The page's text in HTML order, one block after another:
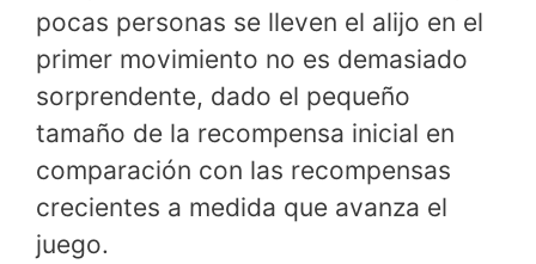
pocas personas se lleven el alijo en el
primer movimiento no es demasiado
sorprendente, dado el pequeño
tamaño de la recompensa inicial en
comparación con las recompensas
crecientes a medida que avanza el
juego.